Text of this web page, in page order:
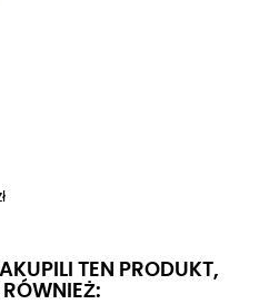
TEN PRODUKT,
RÓWNIEŻ: